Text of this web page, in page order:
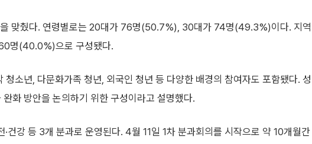
맞췄다. 연령별로는 20대가 76명(50.7%), 30대가 74명(49.3%)이다. 지역
명(40.0%)으로 구성됐다.
소년, 다문화가족 청년, 외국인 청년 등 다양한 배경의 참여자도 포함됐다. 성
화 방안을 논의하기 위한 구성이라고 설명했다.
강 등 3개 분과로 운영된다. 4월 11일 1차 분과회의를 시작으로 약 10개월간